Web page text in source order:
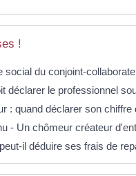
!
social du conjoint-
déclarer le professionnel
: quand déclarer son chiffre
- Un chômeur créateur
il déduire ses frais de